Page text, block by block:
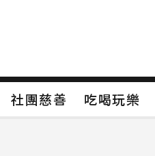
社團慈善 吃喝玩樂
社團慈善 吃喝玩樂